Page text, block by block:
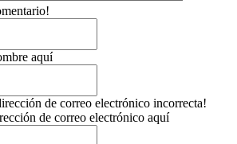
aquí
de correo electrónico incorrecta!
de correo electrónico aquí